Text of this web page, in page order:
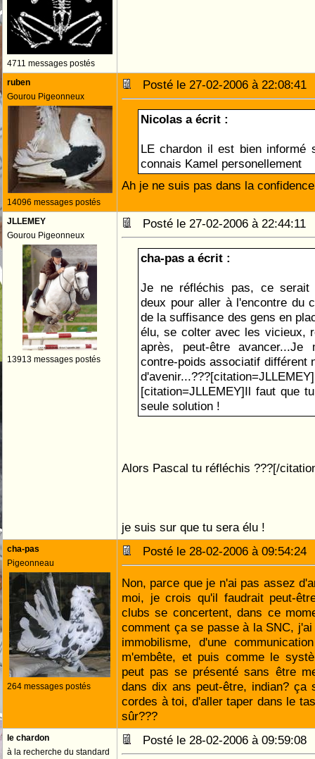
4711 messages postés
ruben
Gourou Pigeonneux
14096 messages postés
Posté le 27-02-2006 à
Nicolas a écrit :
LE chardon il est bien
connais Kamel personellement
Ah je ne suis pas dans la
JLLEMEY
Gourou Pigeonneux
13913 messages postés
Posté le 27-02-2006 à
cha-pas a écrit :
Je ne réfléchis pas, ce serait
deux pour aller à l'encontre du
de la suffisance des gens en
élu, se colter avec les vicieux,
après, peut-être
contre-poids associatif différent
d'avenir...???[citation=JLLEMEY]
[citation=JLLEMEY]Il faut que
seule solution !
Alors Pascal tu réfléchis ???[/
je suis sur que tu sera élu !
cha-pas
Pigeonneau
264 messages postés
Posté le 28-02-2006 à
Non, parce que je n'ai pas assez
moi, je crois qu'il faudrait peut-
clubs se concertent, dans ce
comment ça se passe à la SNC,
immobilisme, d'une
m'embête, et puis comme le
peut pas se présenté sans être
dans dix ans peut-être, indian? ça
cordes à toi, d'aller taper dans le
sûr???
le chardon
à la recherche du standard
Posté le 28-02-2006 à